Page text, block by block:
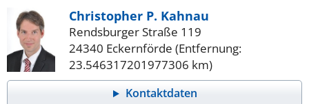
Christopher P. Kahnau
Rendsburger Straße 119
24340 Eckernförde (Entfernung:
23.546317201977306 km)
Kontaktdaten